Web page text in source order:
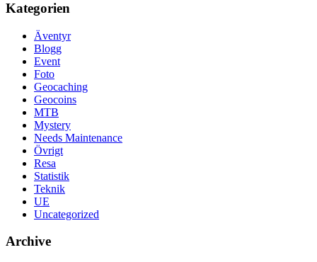
Kategorien
Äventyr
Blogg
Event
Foto
Geocaching
Geocoins
MTB
Mystery
Needs Maintenance
Övrigt
Resa
Statistik
Teknik
UE
Uncategorized
Archive